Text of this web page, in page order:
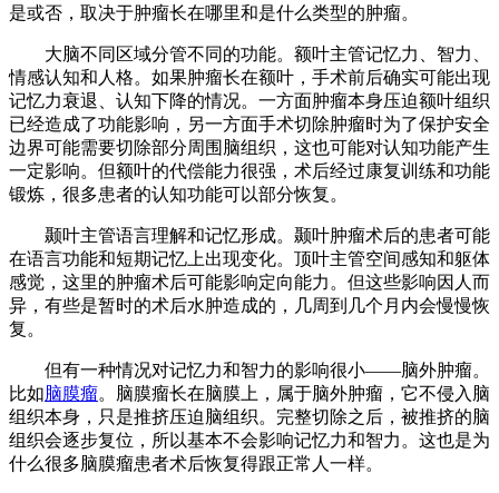
是或否，取决于肿瘤长在哪里和是什么类型的肿瘤。
大脑不同区域分管不同的功能。额叶主管记忆力、智力、
情感认知和人格。如果肿瘤长在额叶，手术前后确实可能出现
记忆力衰退、认知下降的情况。一方面肿瘤本身压迫额叶组织
已经造成了功能影响，另一方面手术切除肿瘤时为了保护安全
边界可能需要切除部分周围脑组织，这也可能对认知功能产生
一定影响。但额叶的代偿能力很强，术后经过康复训练和功能
锻炼，很多患者的认知功能可以部分恢复。
颞叶主管语言理解和记忆形成。颞叶肿瘤术后的患者可能
在语言功能和短期记忆上出现变化。顶叶主管空间感知和躯体
感觉，这里的肿瘤术后可能影响定向能力。但这些影响因人而
异，有些是暂时的术后水肿造成的，几周到几个月内会慢慢恢
复。
但有一种情况对记忆力和智力的影响很小——脑外肿瘤。
比如脑膜瘤。脑膜瘤长在脑膜上，属于脑外肿瘤，它不侵入脑
组织本身，只是推挤压迫脑组织。完整切除之后，被推挤的脑
组织会逐步复位，所以基本不会影响记忆力和智力。这也是为
什么很多脑膜瘤患者术后恢复得跟正常人一样。